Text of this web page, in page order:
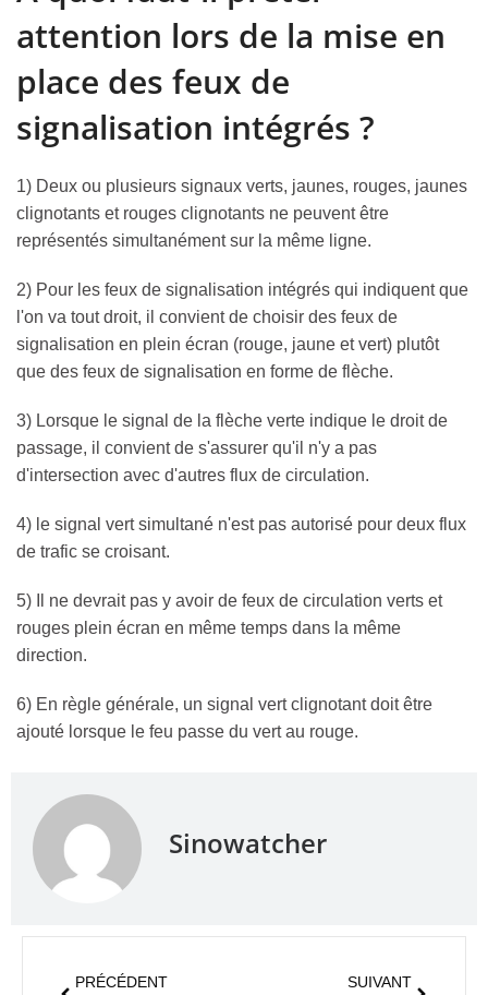
attention lors de la mise en
place des feux de
signalisation intégrés ?
1) Deux ou plusieurs signaux verts, jaunes, rouges, jaunes
clignotants et rouges clignotants ne peuvent être
représentés simultanément sur la même ligne.
2) Pour les feux de signalisation intégrés qui indiquent que
l'on va tout droit, il convient de choisir des feux de
signalisation en plein écran (rouge, jaune et vert) plutôt
que des feux de signalisation en forme de flèche.
3) Lorsque le signal de la flèche verte indique le droit de
passage, il convient de s'assurer qu'il n'y a pas
d'intersection avec d'autres flux de circulation.
4) le signal vert simultané n'est pas autorisé pour deux flux
de trafic se croisant.
5) Il ne devrait pas y avoir de feux de circulation verts et
rouges plein écran en même temps dans la même
direction.
6) En règle générale, un signal vert clignotant doit être
ajouté lorsque le feu passe du vert au rouge.
Sinowatcher
PRÉCÉDENT
SUIVANT